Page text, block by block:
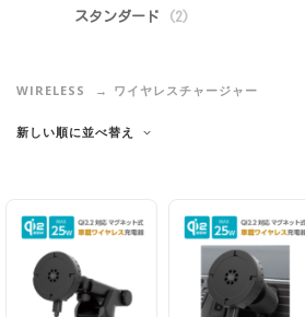
スタンダード (2)
WIRELESS ワイヤレスチャージャー
新しい順に並べ替え